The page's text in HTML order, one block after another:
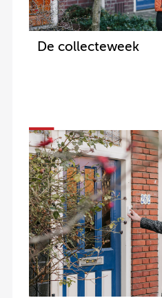
De collecteweek